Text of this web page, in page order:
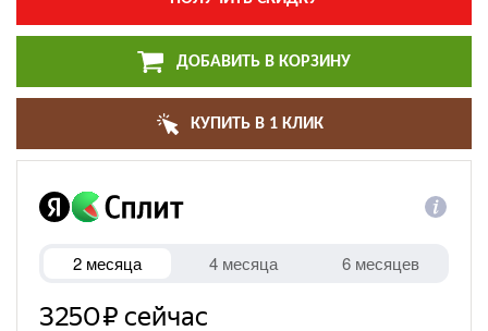
ДОБАВИТЬ В КОРЗИНУ
КУПИТЬ В 1 КЛИК